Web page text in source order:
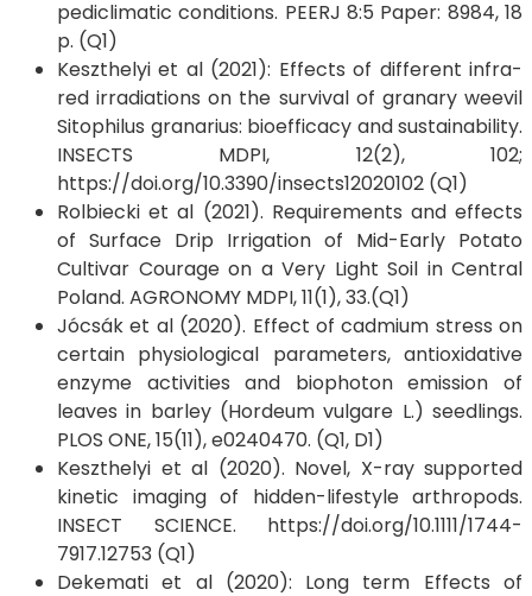
pediclimatic conditions. PEERJ 8:5 Paper: 8984, 18
p. (Q1)
Keszthelyi et al (2021): Effects of different infra-
red irradiations on the survival of granary weevil
Sitophilus granarius: bioefficacy and sustainability.
INSECTS MDPI, 12(2), 102;
https://doi.org/10.3390/insects12020102 (Q1)
Rolbiecki et al (2021). Requirements and effects
of Surface Drip Irrigation of Mid-Early Potato
Cultivar Courage on a Very Light Soil in Central
Poland. AGRONOMY MDPI, 11(1), 33.(Q1)
Jócsák et al (2020). Effect of cadmium stress on
certain physiological parameters, antioxidative
enzyme activities and biophoton emission of
leaves in barley (Hordeum vulgare L.) seedlings.
PLOS ONE, 15(11), e0240470. (Q1, D1)
Keszthelyi et al (2020). Novel, X-ray supported
kinetic imaging of hidden-lifestyle arthropods.
INSECT SCIENCE. https://doi.org/10.1111/1744-
7917.12753 (Q1)
Dekemati et al (2020): Long term Effects of